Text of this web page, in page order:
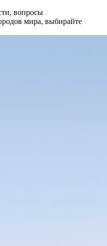
вопросы
мира, выбирайте